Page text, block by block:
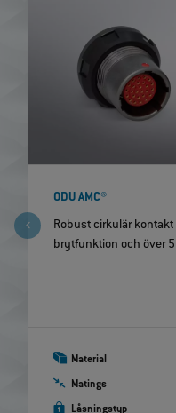
ODU AMC®
Robust cirkulär
brytfunktion och över
Material
Matings
Låsningstyp